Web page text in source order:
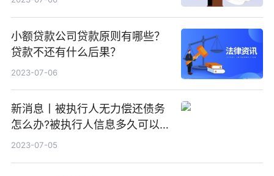
小额贷款公司贷款原则有哪些？
贷款不还有什么后果？
2023-07-06
新消息丨被执行人无力偿还债务
怎么办?被执行人信息多久可以
消除?
2023-07-05